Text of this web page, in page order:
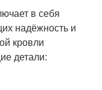
в себя
надёжность и
кровли
детали: